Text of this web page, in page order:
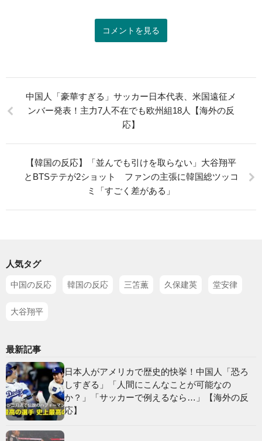
コメントを見る
中国人「豪華すぎる」サッカー日本代表、米国遠征メ
ンバー発表！主力7人不在でも欧州組18人【海外の反
応】
【韓国の反応】「並んでも引けを取らない」大谷翔平
とBTSテテが2ショット ファンの主張に韓国総ツッコ
ミ「すごく差がある」
人気タグ
中国の反応 韓国の反応 三笘薫 久保建英 堂安律
大谷翔平
最新記事
日本人がアメリカで歴史的快挙！中国人「恐ろ
しすぎる」「人間にこんなことが可能なの
か？」「サッカーで例えるなら…」【海外の反
応】